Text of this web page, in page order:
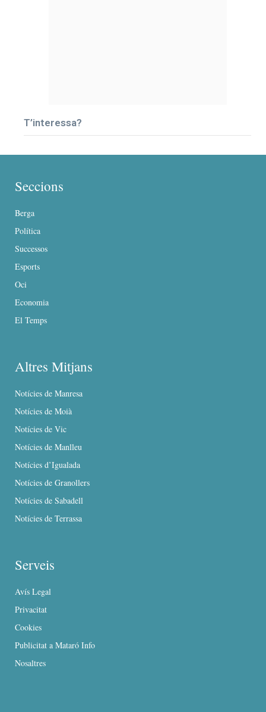
T’interessa?
Seccions
Berga
Política
Successos
Esports
Oci
Economia
El Temps
Altres Mitjans
Notícies de Manresa
Notícies de Moià
Notícies de Vic
Notícies de Manlleu
Notícies d’Igualada
Notícies de Granollers
Notícies de Sabadell
Notícies de Terrassa
Serveis
Avís Legal
Privacitat
Cookies
Publicitat a Mataró Info
Nosaltres